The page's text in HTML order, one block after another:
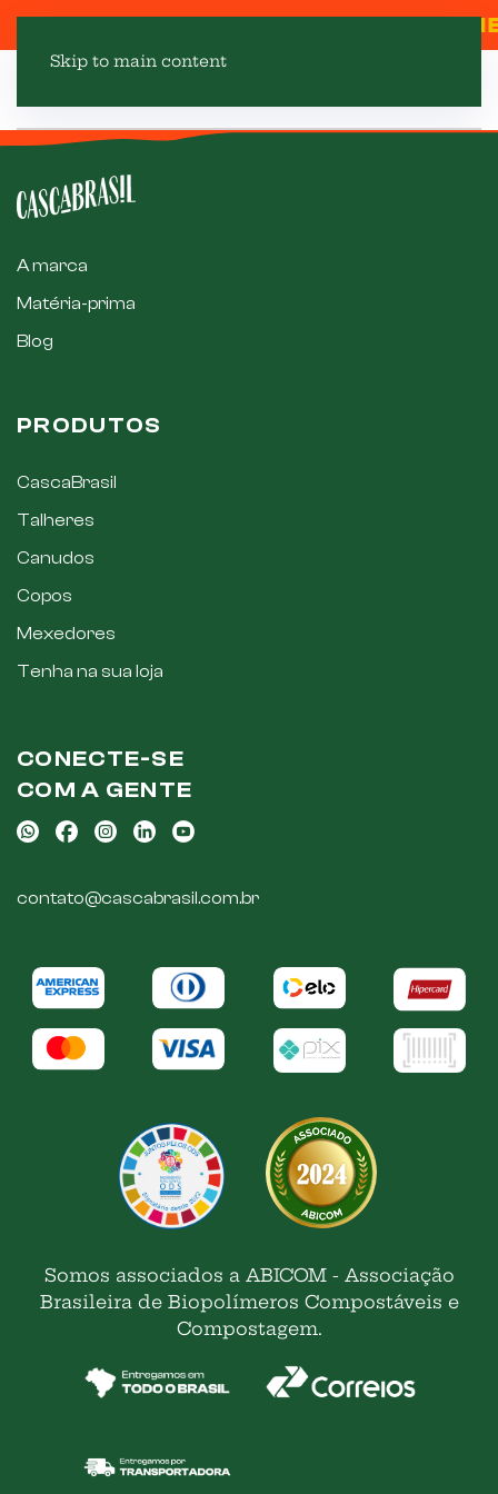
Skip to main content
USE O CUPOM CASCALOVER E
A marca
Matéria-prima
Blog
PRODUTOS
CascaBrasil
Talheres
Canudos
Copos
Mexedores
Tenha na sua loja
CONECTE-SE
COM A GENTE
contato@cascabrasil.com.br
Somos associados a ABICOM - Associação
Brasileira de Biopolímeros Compostáveis e
Compostagem.